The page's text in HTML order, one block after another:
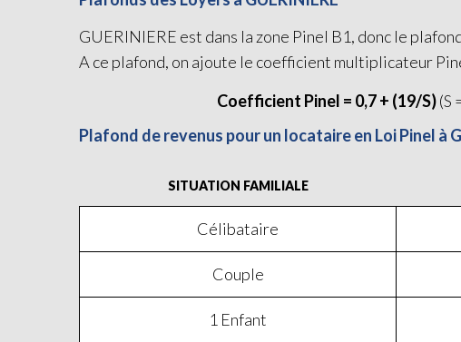
GUERINIERE est dans la zone Pinel B1, donc le
A ce plafond, on ajoute le coefficient multiplicateur
Coefficient Pinel = 0,7 + (19/S)(S
Plafond de revenus pour un locataire en Loi Pinel à
SITUATION FAMILIALE
Célibataire
Couple
1 Enfant